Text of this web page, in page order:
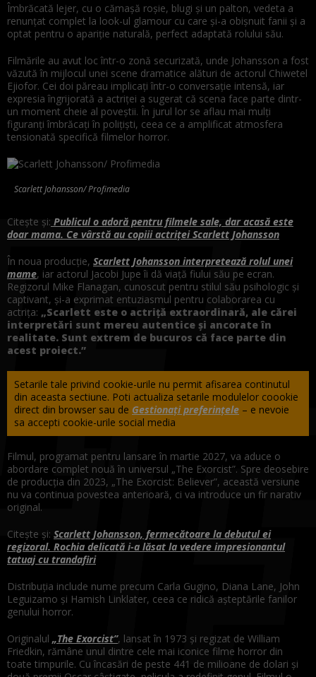
Îmbrăcată lejer, cu o cămașă roșie, blugi și un palton, vedeta a
renunțat complet la look-ul glamour cu care și-a obișnuit fanii și a
optat pentru o apariție naturală, perfect adaptată rolului său.
Filmările au avut loc într-o zonă securizată, unde Johansson a fost
văzută în mijlocul unei scene dramatice alături de actorul Chiwetel
Ejiofor. Cei doi păreau implicați într-o conversație intensă, iar
expresia îngrijorată a actriței a sugerat că scena face parte dintr-
un moment cheie al poveștii. În jurul lor se aflau mai mulți
figuranți îmbrăcați în polițiști, ceea ce a amplificat atmosfera
tensionată specifică filmelor horror.
Scarlett Johansson/ Profimedia
Citește și: Publicul o adoră pentru filmele sale, dar acasă este
doar mama. Ce vârstă au copiii actriței Scarlett Johansson
În noua producție, Scarlett Johansson interpretează rolul unei
mame, iar actorul Jacobi Jupe îi dă viață fiului său pe ecran.
Regizorul Mike Flanagan, cunoscut pentru stilul său psihologic și
captivant, și-a exprimat entuziasmul pentru colaborarea cu
actrița: „Scarlett este o actriță extraordinară, ale cărei
interpretări sunt mereu autentice și ancorate în
realitate. Sunt extrem de bucuros că face parte din
acest proiect.”
Setarile tale privind cookie-urile nu permit afisarea continutul
din aceasta sectiune. Poti actualiza setarile modulelor coookie
direct din browser sau de Gestionați preferințele – e nevoie
sa accepti cookie-urile social media
Filmul, programat pentru lansare în martie 2027, va aduce o
abordare complet nouă în universul „The Exorcist”. Spre deosebire
de producția din 2023, „The Exorcist: Believer”, această versiune
nu va continua povestea anterioară, ci va introduce un fir narativ
original.
Citește și: Scarlett Johansson, fermecătoare la debutul ei
regizoral. Rochia delicată i-a lăsat la vedere impresionantul
tatuaj cu trandafiri
Distribuția include nume precum Carla Gugino, Diana Lane, John
Leguizamo și Hamish Linklater, ceea ce ridică așteptările fanilor
genului horror.
Originalul „The Exorcist”, lansat în 1973 și regizat de William
Friedkin, rămâne unul dintre cele mai iconice filme horror din
toate timpurile. Cu încasări de peste 441 de milioane de dolari și